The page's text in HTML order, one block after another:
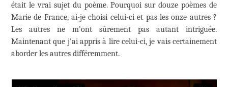
était le vrai sujet du poème. Pourquoi sur douze poèmes de
Marie de France, ai-je choisi celui-ci et pas les onze autres ?
Les autres ne m’ont sûrement pas autant intriguée.
Maintenant que j’ai appris à lire celui-ci, je vais certainement
aborder les autres différemment.